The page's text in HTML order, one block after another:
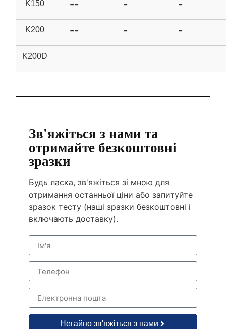
K150 -- - -
K200 -- - -
K200D
Зв'яжіться з нами та
отримайте безкоштовні
зразки
Будь ласка, зв'яжіться зі мною для
отримання останньої ціни або запитуйте
зразок тесту (наші зразки безкоштовні і
включають доставку).
Негайно зв'яжіться з нами